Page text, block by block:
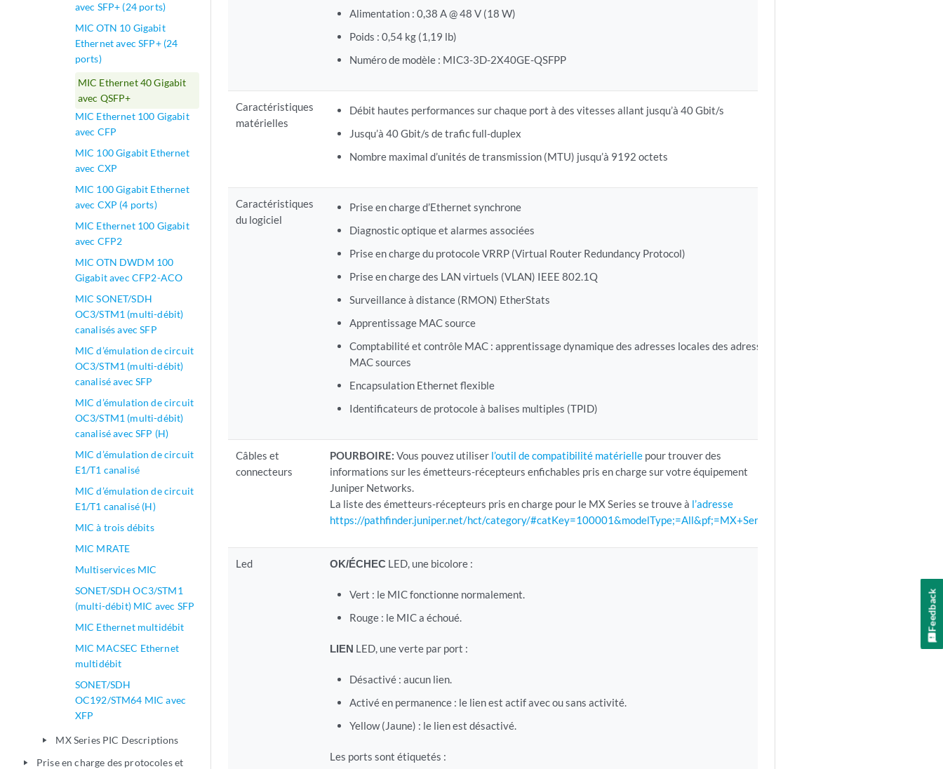
avec SFP+ (24 ports)
MIC OTN 10 Gigabit
Ethernet avec SFP+ (24
ports)
MIC Ethernet 40 Gigabit
avec QSFP+
MIC Ethernet 100 Gigabit
avec CFP
MIC 100 Gigabit Ethernet
avec CXP
MIC 100 Gigabit Ethernet
avec CXP (4 ports)
MIC Ethernet 100 Gigabit
avec CFP2
MIC OTN DWDM 100
Gigabit avec CFP2-ACO
MIC SONET/SDH
OC3/STM1 (multi-débit)
canalisés avec SFP
MIC d’émulation de circuit
OC3/STM1 (multi-débit)
canalisé avec SFP
MIC d’émulation de circuit
OC3/STM1 (multi-débit)
canalisé avec SFP (H)
MIC d’émulation de circuit
E1/T1 canalisé
MIC d’émulation de circuit
E1/T1 canalisé (H)
MIC à trois débits
MIC MRATE
Multiservices MIC
SONET/SDH OC3/STM1
(multi-débit) MIC avec SFP
MIC Ethernet multidébit
MIC MACSEC Ethernet
multidébit
SONET/SDH
OC192/STM64 MIC avec
XFP
play_arrow MX Series PIC Descriptions
play_arrow
Prise en charge des protocoles et
Alimentation : 0,38 A @ 48 V (18 W)
Poids : 0,54 kg (1,19 lb)
Numéro de modèle : MIC3-3D-2X40GE-QSFPP
Caractéristiques
matérielles
Débit hautes performances sur chaque port à des vitesses allant jusqu’à 40 Gbit/s
Jusqu’à 40 Gbit/s de trafic full-duplex
Nombre maximal d’unités de transmission (MTU) jusqu’à 9192 octets
Caractéristiques
du logiciel
Prise en charge d’Ethernet synchrone
Diagnostic optique et alarmes associées
Prise en charge du protocole VRRP (Virtual Router Redundancy Protocol)
Prise en charge des LAN virtuels (VLAN) IEEE 802.1Q
Surveillance à distance (RMON) EtherStats
Apprentissage MAC source
Comptabilité et contrôle MAC : apprentissage dynamique des adresses locales des adresses
MAC sources
Encapsulation Ethernet flexible
Identificateurs de protocole à balises multiples (TPID)
Câbles et
connecteurs
POURBOIRE: Vous pouvez utiliser l’outil de compatibilité matérielle pour trouver des
informations sur les émetteurs-récepteurs enfichables pris en charge sur votre équipement
Juniper Networks.
La liste des émetteurs-récepteurs pris en charge pour le MX Series se trouve à l’adresse
https://pathfinder.juniper.net/hct/category/#catKey=100001&modelType;=All&pf;=MX+Series
Led OK/ÉCHEC LED, une bicolore :
Vert : le MIC fonctionne normalement.
Rouge : le MIC a échoué.
LIEN LED, une verte par port :
Désactivé : aucun lien.
Activé en permanence : le lien est actif avec ou sans activité.
Yellow (Jaune) : le lien est désactivé.
Les ports sont étiquetés :
Feedback